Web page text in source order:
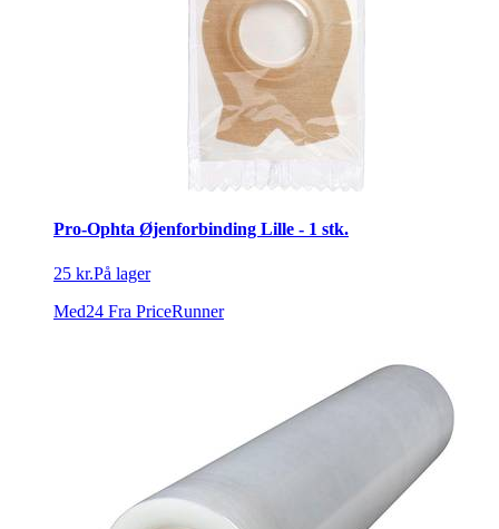
Pro-Ophta Øjenforbinding Lille - 1 stk.
25 kr.På lager
Med24 Fra PriceRunner